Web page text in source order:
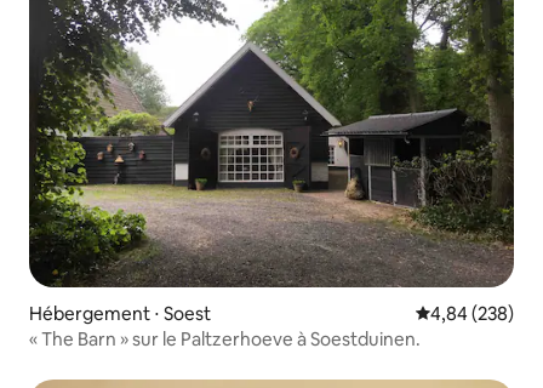
Hébergement ⋅ Soest Évaluation
4,84 (238)
« The Barn » sur le Paltzerhoeve à Soestduinen.